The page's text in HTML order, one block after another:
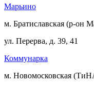
Марьино
м. Братиславская (р-
ул. Перерва, д. 39, 41
Коммунарка
м. Новомосковская